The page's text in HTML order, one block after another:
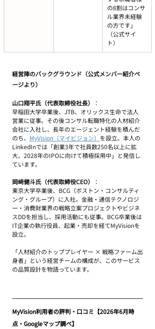
の8割はコンサ
ル業界未経験
の方です」
（公式サイ
ト）
経営陣のバックグラウンド（公式メンバー紹介ペ
ージより）
山口翔平氏（代表取締役社長）
：
早稲田大学卒業後、JTB、オリックス生命で法人
営業に従事。その後コンサル転職特化の人材紹介
会社に入社し、長年のエージェント経験を積んだ
のち、 MyVision（マイビジョン） を設立。本人の
LinkedInでは「創業3年で社員数250名以上に拡
大、2028年のIPOに向けて積極採用中」と発信し
ています。
岡﨑健斗氏（代表取締役CEO）
：
東京大学卒業後、BCG（ボストン・コンサルティ
ング・グループ）に入社。金融・通信テクノロジ
ー・消費財業界の戦略立案プロジェクトやビジネ
スDDを担当し、採用活動にも従事。BCG卒業後は
IT企業の執行役員、起業・売却を経てMyVisionを
設立。
「人材紹介のトッププレイヤー × 戦略ファーム出
身者」という経営チームの構成が、このサービス
の品質設計を物語っています。
MyVision利用者の評判・口コミ【2026年6月時
点・Googleマップ調べ】